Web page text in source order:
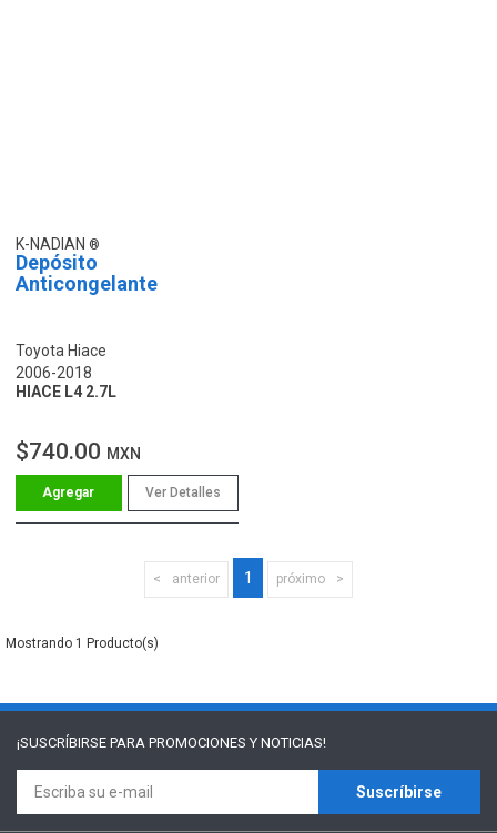
K-NADIAN
Depósito
Anticongelante
Toyota Hiace
2006-2018
HIACE L4 2.7L
$740.00 MXN
Ver Detalles
anterior 1 próximo
1
¡SUSCRÍBIRSE PARA PROMOCIONES Y NOTICIAS!
Suscríbirse